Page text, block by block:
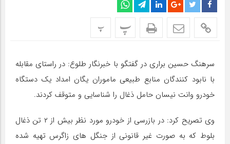
پ پ
سرهنگ حسین براری در گفتگو با خبرنگار طلوع: در راستای مقابله
با نابود کنندگان منابع طبیعی ماموران یگان امداد یک دستگاه
خودرو وانت نیسان حامل ذغال را شناسایی و متوقف کردند.
وی تصریح کرد: در بازرسی از خودرو مورد نظر بیش از ۲ تن ذغال
بلوط که به صورت غیر قانونی از جنگل های زاگرس تهیه شده